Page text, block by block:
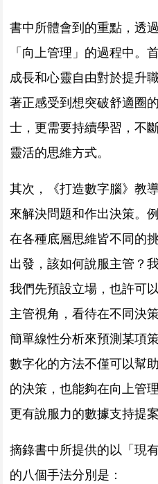
書中所體會到的重點，透
「向上管理」的過程中。
成長和心靈自由對於提升
著正感受到想突破舒適圈
士，更需要持續學習，不
靈活的思維方式。
其次，《打造數字腦》教
來解決問題和作出決策。
在各種底層思維皆不同的
出發，該如何說服主管？
我們先預設立場，也許可
主管視角，看待在不同決
簡單線性分析來預測某項
數字化的方法不僅可以幫
的決策，也能夠在向上管
更有說服力的數據支持提
摘錄書中所提供的以「現
的八個手法分別是：